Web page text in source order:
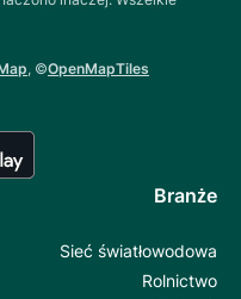
, ©OpenMapTiles
Branże
Sieć światłowodowa
Rolnictwo